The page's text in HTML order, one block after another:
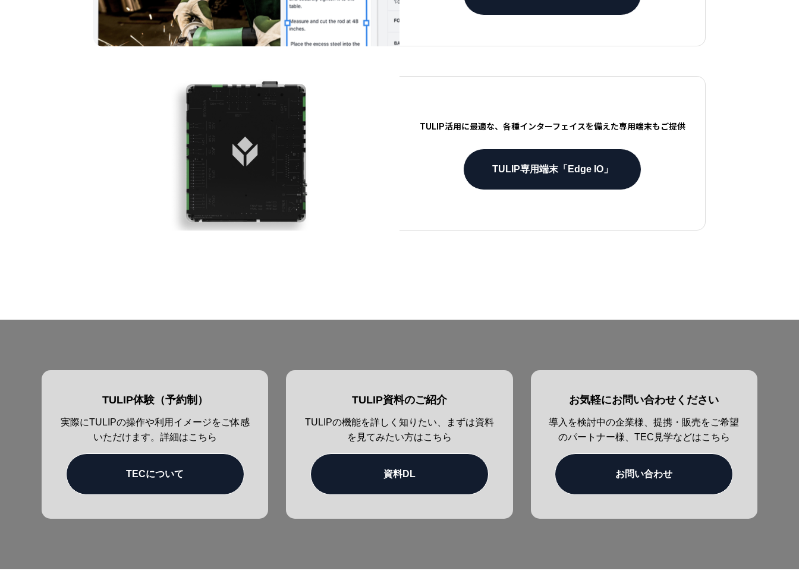
TULIP活用に最適な、各種インターフェイスを備えた専用端末もご提供
TULIP専用端末「Edge IO」
TULIP体験（予約制）
実際にTULIPの操作や利用イメージをご体感
いただけます。詳細はこちら
TECについて
TULIP資料のご紹介
TULIPの機能を詳しく知りたい、まずは資料
を見てみたい方はこちら
資料DL
お気軽にお問い合わせください
導入を検討中の企業様、提携・販売をご希望
のパートナー様、TEC見学などはこちら
お問い合わせ